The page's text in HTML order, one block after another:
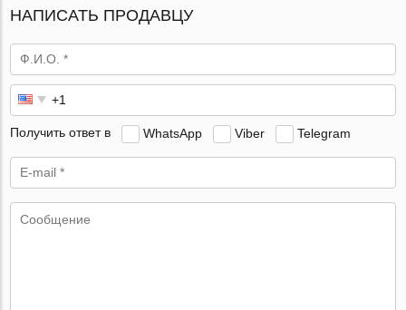
НАПИСАТЬ ПРОДАВЦУ
Получить ответ в WhatsApp Viber Telegram